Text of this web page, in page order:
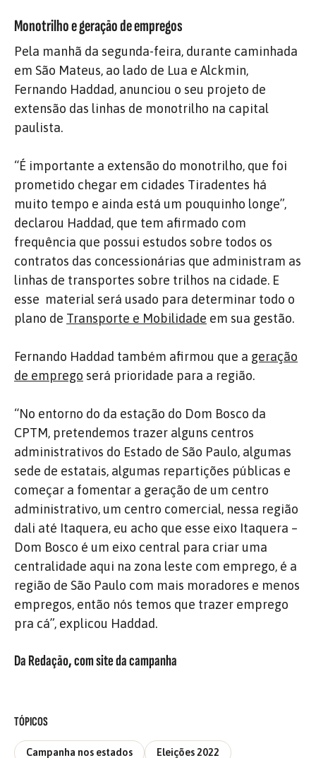
Monotrilho e geração de empregos
Pela manhã da segunda-feira, durante caminhada
em São Mateus, ao lado de Lua e Alckmin,
Fernando Haddad, anunciou o seu projeto de
extensão das linhas de monotrilho na capital
paulista.
“É importante a extensão do monotrilho, que foi
prometido chegar em cidades Tiradentes há
muito tempo e ainda está um pouquinho longe”,
declarou Haddad, que tem afirmado com
frequência que possui estudos sobre todos os
contratos das concessionárias que administram as
linhas de transportes sobre trilhos na cidade. E
esse material será usado para determinar todo o
plano de Transporte e Mobilidade em sua gestão.
Fernando Haddad também afirmou que a geração
de emprego será prioridade para a região.
“No entorno do da estação do Dom Bosco da
CPTM, pretendemos trazer alguns centros
administrativos do Estado de São Paulo, algumas
sede de estatais, algumas repartições públicas e
começar a fomentar a geração de um centro
administrativo, um centro comercial, nessa região
dali até Itaquera, eu acho que esse eixo Itaquera –
Dom Bosco é um eixo central para criar uma
centralidade aqui na zona leste com emprego, é a
região de São Paulo com mais moradores e menos
empregos, então nós temos que trazer emprego
pra cá”, explicou Haddad.
Da Redação, com site da campanha
TÓPICOS
Campanha nos estados Eleições 2022